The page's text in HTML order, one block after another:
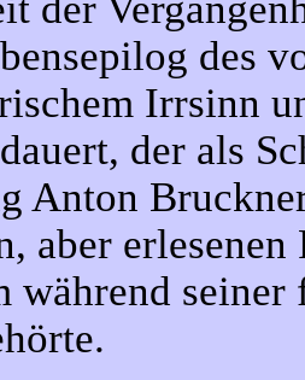
des
Irrsinn
der als
Anton
aber
während